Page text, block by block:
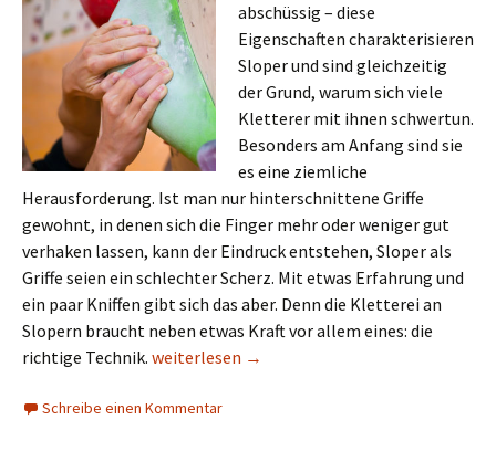
abschüssig – diese
Eigenschaften charakterisieren
Sloper und sind gleichzeitig
der Grund, warum sich viele
Kletterer mit ihnen schwertun.
Besonders am Anfang sind sie
es eine ziemliche
Herausforderung. Ist man nur hinterschnittene Griffe
gewohnt, in denen sich die Finger mehr oder weniger gut
verhaken lassen, kann der Eindruck entstehen, Sloper als
Griffe seien ein schlechter Scherz. Mit etwas Erfahrung und
ein paar Kniffen gibt sich das aber. Denn die Kletterei an
Slopern braucht neben etwas Kraft vor allem eines: die
richtige Technik. Sloper: 10 Tipps für das Klettern an runden
weiterlesen →
Schreibe einen Kommentar